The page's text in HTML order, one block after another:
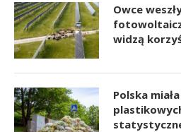
Owce
widzą
Polska